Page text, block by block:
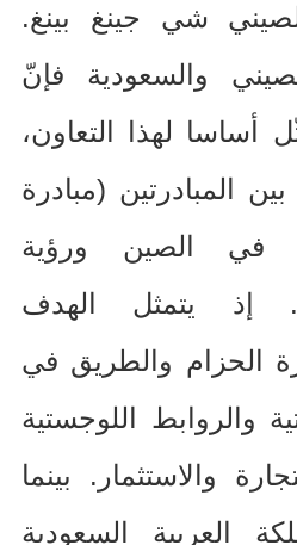
شي جينغ بينغ.
والسعودية فإنّ
أساسا لهذا التعاون،
المبادرتين (مبادرة
في الصين ورؤية
إذ يتمثل الهدف
الحزام والطريق في
والروابط اللوجستية
والاستثمار . بينما
العربية السعودية